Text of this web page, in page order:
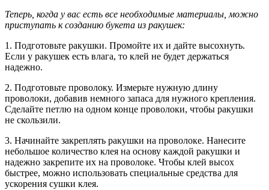
Теперь, когда у вас есть все необходимые материалы, можно
приступать к созданию букета из ракушек:
1. Подготовьте ракушки. Промойте их и дайте высохнуть.
Если у ракушек есть влага, то клей не будет держаться
надежно.
2. Подготовьте проволоку. Измерьте нужную длину
проволоки, добавив немного запаса для нужного крепления.
Сделайте петлю на одном конце проволоки, чтобы ракушки
не скользили.
3. Начинайте закреплять ракушки на проволоке. Нанесите
небольшое количество клея на основу каждой ракушки и
надежно закрепите их на проволоке. Чтобы клей высох
быстрее, можно использовать специальные средства для
ускорения сушки клея.